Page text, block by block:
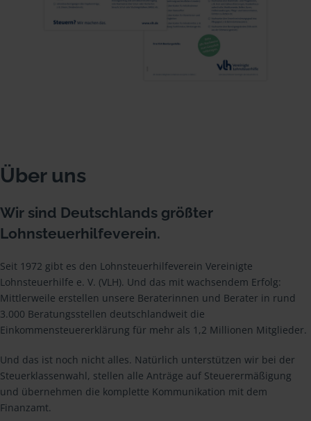
Über uns
Wir sind Deutschlands größter
Lohnsteuerhilfeverein.
Seit 1972 gibt es den Lohnsteuerhilfeverein Vereinigte
Lohnsteuerhilfe e. V. (VLH). Und das mit wachsendem Erfolg:
Mittlerweile erstellen unsere Beraterinnen und Berater in rund
3.000 Beratungsstellen deutschlandweit die
Einkommensteuererklärung für mehr als 1,2 Millionen Mitglieder.
Und das ist noch nicht alles. Natürlich unterstützen wir bei der
Steuerklassenwahl, stellen alle Anträge auf Steuerermäßigung
und übernehmen die komplette Kommunikation mit dem
Finanzamt.